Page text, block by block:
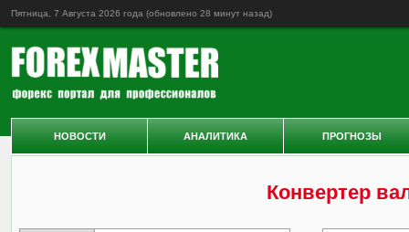
Пятница, 7 Августа 2026 года (обновлено 28 минут назад)
Конвертер
НОВОСТИ АНАЛИТИКА ПРОГНОЗЫ